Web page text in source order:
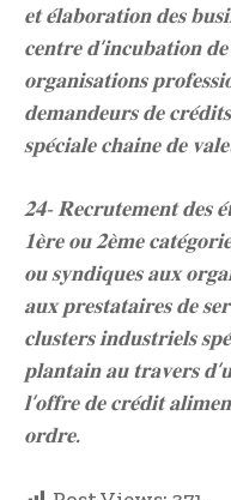
𝐞𝐭 𝐞́𝐥𝐚𝐛𝐨𝐫𝐚𝐭𝐢𝐨𝐧 𝐝𝐞𝐬
𝐜𝐞𝐧𝐭𝐫𝐞 𝐝’𝐢𝐧𝐜𝐮𝐛𝐚𝐭𝐢𝐨𝐧
𝐨𝐫𝐠𝐚𝐧𝐢𝐬𝐚𝐭𝐢𝐨𝐧𝐬
𝐝𝐞𝐦𝐚𝐧𝐝𝐞𝐮𝐫𝐬 𝐝𝐞 𝐜𝐫𝐞́𝐝𝐢𝐭𝐬
𝐬𝐩𝐞́𝐜𝐢𝐚𝐥𝐞 𝐜𝐡𝐚𝐢𝐧𝐞 𝐝𝐞
𝟐𝟒- 𝐑𝐞𝐜𝐫𝐮𝐭𝐞𝐦𝐞𝐧𝐭 𝐝𝐞𝐬
𝟏𝐞̀𝐫𝐞 𝐨𝐮 𝟐𝐞̀𝐦𝐞
𝐨𝐮 𝐬𝐲𝐧𝐝𝐢𝐪𝐮𝐞𝐬 𝐚𝐮𝐱
𝐚𝐮𝐱 𝐩𝐫𝐞𝐬𝐭𝐚𝐭𝐚𝐢𝐫𝐞𝐬 𝐝𝐞
𝐜𝐥𝐮𝐬𝐭𝐞𝐫𝐬 𝐢𝐧𝐝𝐮𝐬𝐭𝐫𝐢𝐞𝐥𝐬
𝐩𝐥𝐚𝐧𝐭𝐚𝐢𝐧 𝐚𝐮 𝐭𝐫𝐚𝐯𝐞𝐫𝐬
𝐥’𝐨𝐟𝐟𝐫𝐞 𝐝𝐞 𝐜𝐫𝐞́𝐝𝐢𝐭
𝐨𝐫𝐝𝐫𝐞.